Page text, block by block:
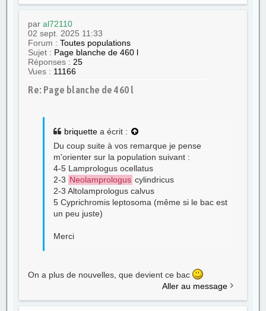
paral72110
02 sept. 2025 11:33
Forum :Toutes populations
Sujet : Page blanche de 460 l
Réponses : 25
Vues : 11166
Re: Page blanche de 460 l
briquette a écrit :
Du coup suite à vos remarque je pense
m'orienter sur la population suivant :
4-5 Lamprologus ocellatus
2-3 Neolamprologus cylindricus
2-3 Altolamprologus calvus
5 Cyprichromis leptosoma (même si le bac est
un peu juste)
Merci
On a plus de nouvelles, que devient ce bac
Aller au message